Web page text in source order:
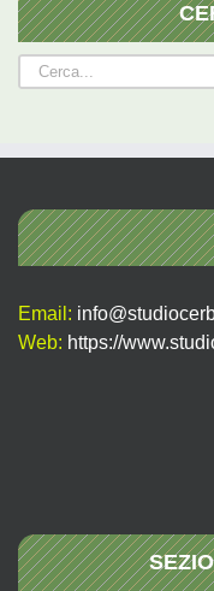
Cerca
per:
Email:
Web: https://